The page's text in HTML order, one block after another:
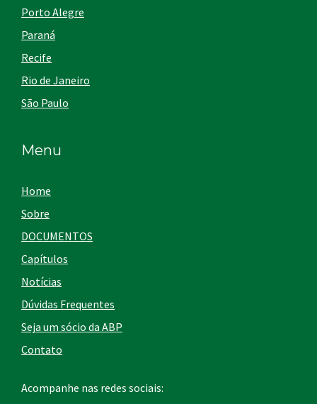
Porto Alegre
Paraná
Recife
Rio de Janeiro
São Paulo
Menu
Home
Sobre
DOCUMENTOS
Capítulos
Notícias
Dúvidas Frequentes
Seja um sócio da ABP
Contato
Acompanhe nas redes sociais: